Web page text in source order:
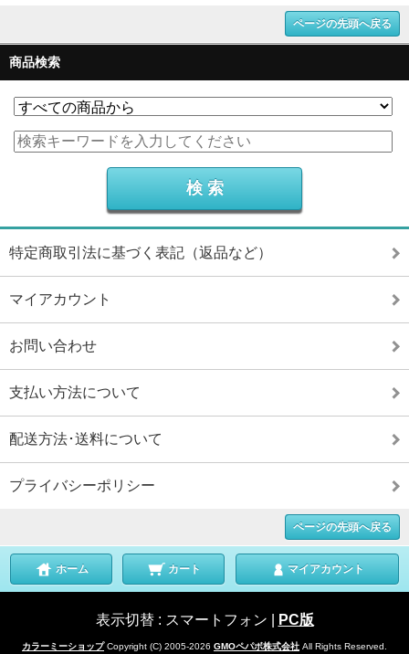
ページの先頭へ戻る
商品検索
特定商取引法に基づく表記（返品など）
マイアカウント
お問い合わせ
支払い方法について
配送方法･送料について
プライバシーポリシー
ページの先頭へ戻る
ホーム カート マイアカウント
表示切替 : スマートフォン PC版
カラーミーショップCopyright (C) 2005-2026 GMOペパボ株式会社 All Rights Reserved.